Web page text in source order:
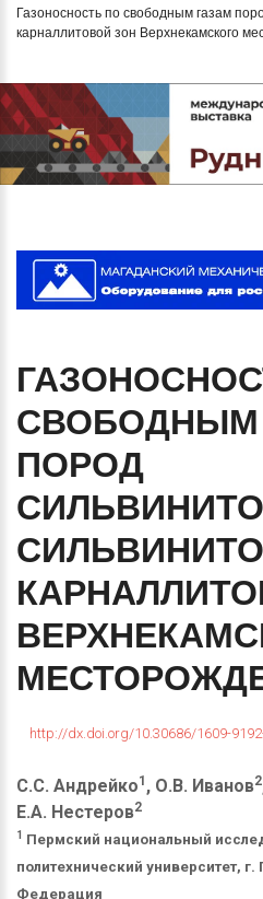
Газоносность по свободным газам
карналлитовой зон Верхнекамского
СВОБОДНЫМ
ПОРОД
http://dx.doi.org/10.30686/1609-
С.С. Андрейко1 , О.В. Иванов2
Е.А. Нестеров2
1
Пермский национальный
политехнический университет,
Федерация